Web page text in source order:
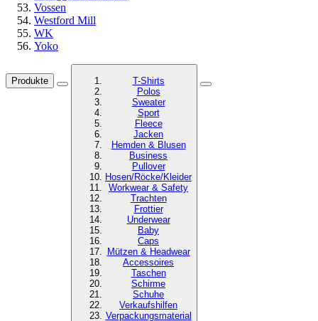
Vossen
Westford Mill
WK
Yoko
Produkte
T-Shirts
Polos
Sweater
Sport
Fleece
Jacken
Hemden & Blusen
Business
Pullover
Hosen/Röcke/Kleider
Workwear & Safety
Trachten
Frottier
Underwear
Baby
Caps
Mützen & Headwear
Accessoires
Taschen
Schirme
Schuhe
Verkaufshilfen
Verpackungsmaterial